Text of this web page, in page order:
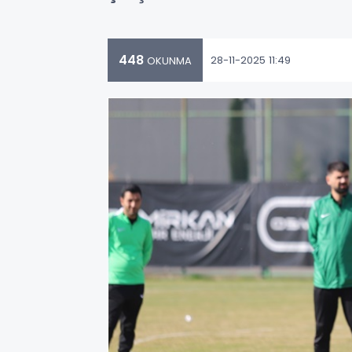
448 OKUNMA 28-11-2025 11:49